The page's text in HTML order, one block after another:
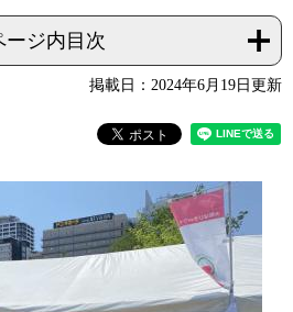
ージ内目次
掲載日：2024年6月19日更新